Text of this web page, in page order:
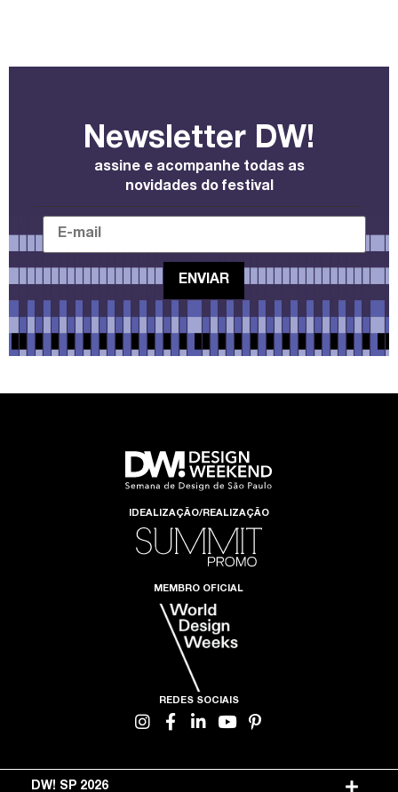
Newsletter DW!
assine e acompanhe todas as
novidades do festival
IDEALIZAÇÃO/REALIZAÇÃO
MEMBRO OFICIAL
REDES SOCIAIS
DW! SP 2026